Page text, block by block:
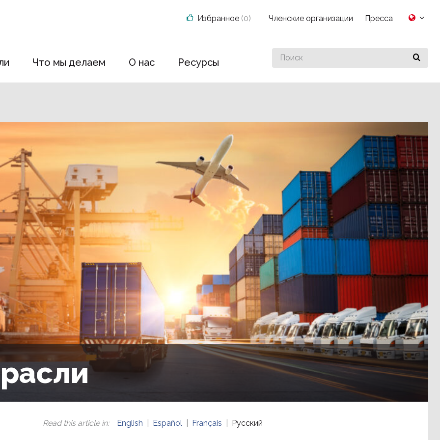
Что мы делаем О нас Ресурсы
Search
for
Избранное (0) Членские организации Пресса
Read this article in: English Español Français Русский